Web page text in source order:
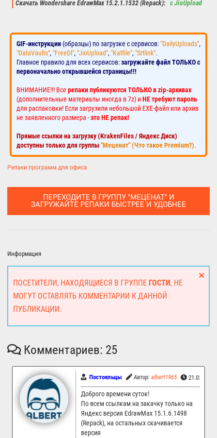
Скачать Wondershare EdrawMax 15.2.1.1532 (Repack): с JioUpload
GIF-инструкции (образцы) по загрузке с сервисов: "DailyUploads",
"DataVaults", "FreeDl", "JioUpload", "Katfile", "Srtlink".
Главное правило для всех сервисов:загружайте файл ТОЛЬКО с
первоначально открывшейся страницы!!!
ВНИМАНИЕ!!! Все репаки публикуются ТОЛЬКО в zip-архивах
(дополнительные материалы иногда в 7z) иНЕ требуют пароль
для распаковки! Если загрузили небольшой EXE-файл или архив
не заявленного размера -это НЕ репак!
Прямые ссылки на загрузку (KrakenFiles / Яндекс Диск)
доступны только для группы"Меценат" (Что такое Premium?).
Репаки программ для офиса
ПЕРЕХОДИТЕ В ГРУППУ "МЕЦЕНАТ" И
ЗАГРУЖАЙТЕ РЕПАКИ БЫСТРЕЕ И УДОБНЕЕ
Информация
ПОСЕТИТЕЛИ, НАХОДЯЩИЕСЯ В ГРУППЕ ГОСТИ, НЕ
МОГУТ ОСТАВЛЯТЬ КОММЕНТАРИИ К ДАННОЙ
ПУБЛИКАЦИИ.
Комментариев: 25
Постояльцы Автор: albert1965
Доброго времени суток!
По всем ссылкам на закачку только на
Яндекс версия EdrawMax 15.1.6.1498
(Repack), на остальных скачивается
версия